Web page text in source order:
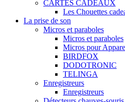
CARTES CADEAUX
Les Chouettes
La prise de son
Micros et paraboles
Micros et paraboles
Micros pour
BIRDFOX
DODOTRONIC
TELINGA
Enregistreurs
Enregistreurs